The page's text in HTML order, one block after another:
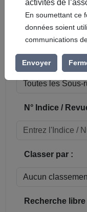
Sous-rubrique /
N° Indice /
Classer par :
Recherche libre
activités de
En soumettant ce
données soient
communications
Envoyer